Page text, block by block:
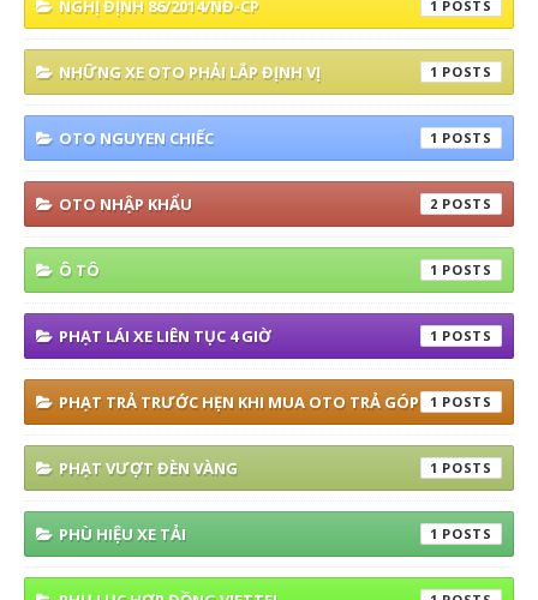
NGHỊ ĐỊNH 86/2014/NĐ-CP 1
NHỮNG XE OTO PHẢI LẮP ĐỊNH VỊ 1
OTO NGUYEN CHIẾC 1
OTO NHẬP KHẨU 2
Ô TÔ 1
PHẠT LÁI XE LIÊN TỤC 4 GIỜ 1
PHẠT TRẢ TRƯỚC HẸN KHI MUA OTO TRẢ GÓP 1
PHẠT VƯỢT ĐÈN VÀNG 1
PHÙ HIỆU XE TẢI 1